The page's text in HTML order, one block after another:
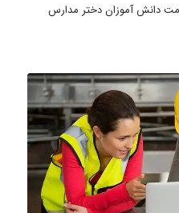
دانش آموزان دختر مدارس